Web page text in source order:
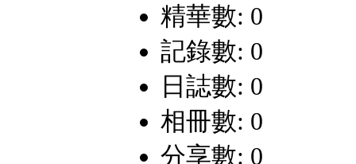
精華數: 0
記錄數: 0
日誌數: 0
相冊數: 0
分享數: 0